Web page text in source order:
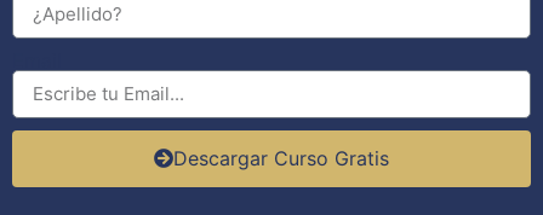
Descargar Curso Gratis